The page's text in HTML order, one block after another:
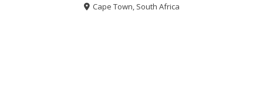
Cape Town, South Africa